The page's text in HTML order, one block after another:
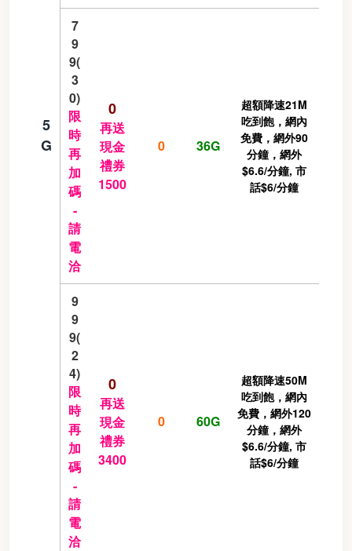
5
G
7
9
9(
3
0)
限
時
再
加
碼
-
請
電
洽
0
再送
現金
禮券
1500
0 36G
超額降速21M
吃到飽，網內
免費，網外90
分鐘，網外
$6.6/分鐘, 市
話$6/分鐘
9
9
9(
2
4)
限
時
再
加
碼
-
請
電
洽
0
再送
現金
禮券
3400
0 60G
超額降速50M
吃到飽，網內
免費，網外120
分鐘，網外
$6.6/分鐘, 市
話$6/分鐘